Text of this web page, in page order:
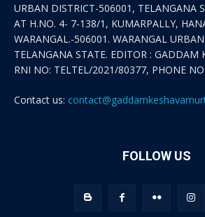
URBAN DISTRICT-506001, TELANGANA
AT H.NO. 4- 7-138/1, KUMARPALLY,
WARANGAL.-506001. WARANGAL
TELANGANA STATE. EDITOR : GADDAM
RNI NO: TELTEL/2021/80377, PHONE
Contact us:
FOLLOW US